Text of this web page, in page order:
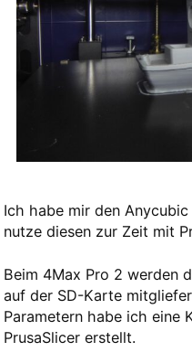
Ich habe mir den
nutze diesen zur Zeit mit
Beim 4Max Pro 2 werden
auf der SD-Karte
Parametern habe ich eine
PrusaSlicer erstellt.